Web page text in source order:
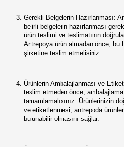
Gerekli Belgelerin Hazırlanması:
belirli belgelerin hazırlanması
ürün teslimi ve teslimatının
Antrepoya ürün almadan önce, bu
şirketine teslim etmelisiniz.
Ürünlerin Ambalajlanması ve
teslim etmeden önce,
tamamlamalısınız. Ürünlerinizin
ve etiketlenmesi, antrepoda
bulunabilir olmasını sağlar.